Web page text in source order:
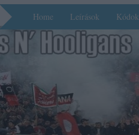
Home Leírások Kódok